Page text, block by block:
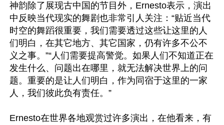
神韵除了展现古中国的节目外，Ernesto表示，演出
中反映当代现实的舞剧也非常引人关注：“贴近当代
时空的舞蹈很重要，我们需要透过这些让这里的人
们明白，在其它地方、其它国家，仍有许多不公不
义之事。”“人们需要提高警觉。如果人们不知道正在
发生什么、问题出在哪里，就无法解决世界上的问
题。重要的是让人们明白，作为同宿于这里的一家
人，我们彼此负有责任。”
Ernesto在世界各地观赏过许多演出，在他看来，有